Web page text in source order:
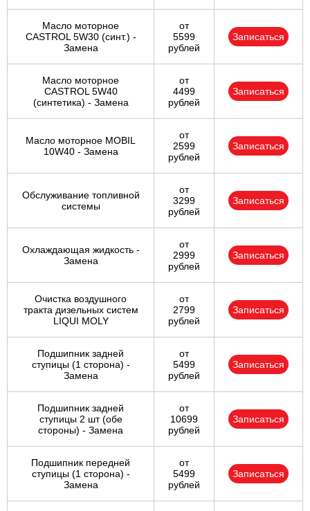
Масло моторное
CASTROL 5W30 (синт.) -
Замена
от
5599
рублей
Записаться
Масло моторное
CASTROL 5W40
(синтетика) - Замена
от
4499
рублей
Записаться
Масло моторное MOBIL
10W40 - Замена
от
2599
рублей
Записаться
Обслуживание топливной
системы
от
3299
рублей
Записаться
Охлаждающая жидкость -
Замена
от
2999
рублей
Записаться
Очистка воздушного
тракта дизельных систем
LIQUI MOLY
от
2799
рублей
Записаться
Подшипник задней
ступицы (1 сторона) -
Замена
от
5499
рублей
Записаться
Подшипник задней
ступицы 2 шт (обе
стороны) - Замена
от
10699
рублей
Записаться
Подшипник передней
ступицы (1 сторона) -
Замена
от
5499
рублей
Записаться